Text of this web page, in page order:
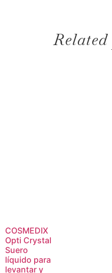
COSMEDIX
Opti Crystal
Suero
líquido para
levantar y